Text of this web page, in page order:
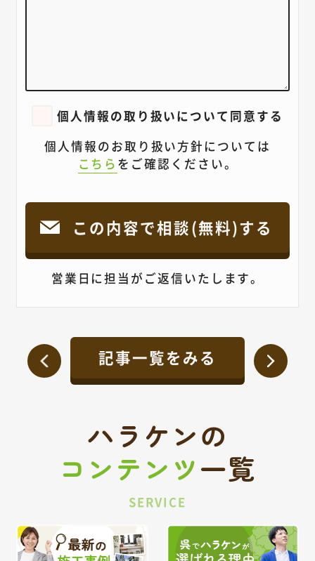
個人情報の取り扱いについて同意する
個人情報のお取り扱い方針については
こちら をご確認ください。
営業日に担当がご返信いたします。
記事一覧をみる
ハラケンの
コンテンツ一覧
SERVICE